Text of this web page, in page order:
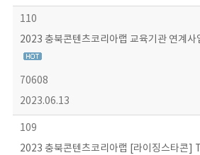
110
2023 충북콘텐츠코리아랩 교육기관 연계사
70608
2023.06.13
109
2023 충북콘텐츠코리아랩 [라이징스타콘]